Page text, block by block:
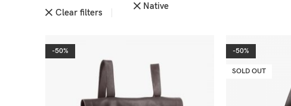
Clear filters
Native
-50% -50%
SOLD OUT